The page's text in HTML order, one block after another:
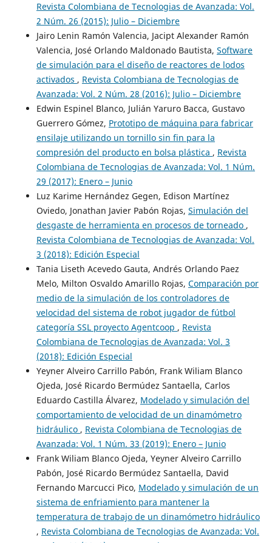
Revista Colombiana de Tecnologias de Avanzada: Vol.
2 Núm. 26 (2015): Julio – Diciembre
Jairo Lenin Ramón Valencia, Jacipt Alexander Ramón
Valencia, José Orlando Maldonado Bautista, Software
de simulación para el diseño de reactores de lodos
activados , Revista Colombiana de Tecnologias de
Avanzada: Vol. 2 Núm. 28 (2016): Julio – Diciembre
Edwin Espinel Blanco, Julián Yaruro Bacca, Gustavo
Guerrero Gómez, Prototipo de máquina para fabricar
ensilaje utilizando un tornillo sin fin para la
compresión del producto en bolsa plástica , Revista
Colombiana de Tecnologias de Avanzada: Vol. 1 Núm.
29 (2017): Enero – Junio
Luz Karime Hernández Gegen, Edison Martínez
Oviedo, Jonathan Javier Pabón Rojas, Simulación del
desgaste de herramienta en procesos de torneado ,
Revista Colombiana de Tecnologias de Avanzada: Vol.
3 (2018): Edición Especial
Tania Liseth Acevedo Gauta, Andrés Orlando Paez
Melo, Milton Osvaldo Amarillo Rojas, Comparación por
medio de la simulación de los controladores de
velocidad del sistema de robot jugador de fútbol
categoría SSL proyecto Agentcoop , Revista
Colombiana de Tecnologias de Avanzada: Vol. 3
(2018): Edición Especial
Yeyner Alveiro Carrillo Pabón, Frank Wiliam Blanco
Ojeda, José Ricardo Bermúdez Santaella, Carlos
Eduardo Castilla Álvarez, Modelado y simulación del
comportamiento de velocidad de un dinamómetro
hidráulico , Revista Colombiana de Tecnologias de
Avanzada: Vol. 1 Núm. 33 (2019): Enero – Junio
Frank Wiliam Blanco Ojeda, Yeyner Alveiro Carrillo
Pabón, José Ricardo Bermúdez Santaella, David
Fernando Marcucci Pico, Modelado y simulación de un
sistema de enfriamiento para mantener la
temperatura de trabajo de un dinamómetro hidráulico
, Revista Colombiana de Tecnologias de Avanzada: Vol.